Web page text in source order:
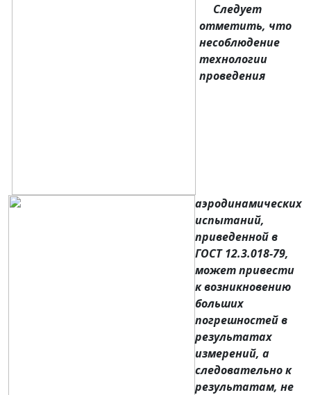
Следует
отметить, что
несоблюдение
технологии
проведения
аэродинамических
испытаний,
приведенной в
ГОСТ 12.3.018-79,
может привести
к возникновению
больших
погрешностей в
результатах
измерений, а
следовательно к
результатам, не